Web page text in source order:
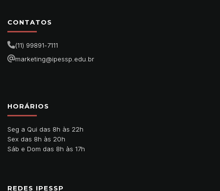
CONTATOS
(11) 99891-7111
marketing@ipessp.edu.br
HORÁRIOS
Seg a Qui das 8h às 22h
Sex das 8h às 20h
Sáb e Dom das 8h às 17h
REDES IPESSP